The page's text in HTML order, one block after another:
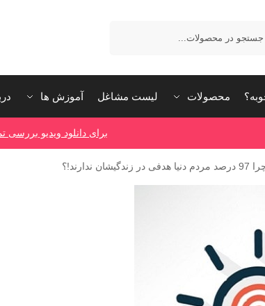
محصولات لیست مشاغل آموزش ها
برای دانلود ویدیو
مردم دنیا هدفی در زندگیشان ندارند!؟